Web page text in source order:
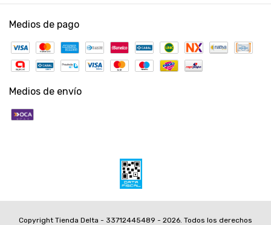
Medios de pago
Medios de envío
Copyright Tienda Delta - 33712445489 - 2026. Todos los derechos